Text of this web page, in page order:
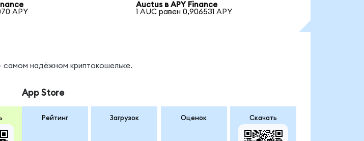
APY
Auctus в APY Finance
1 AUC равен 0,906531 APY
самом надёжном криптокошельке.
App Store
Рейтинг Загрузок Оценок Скачать